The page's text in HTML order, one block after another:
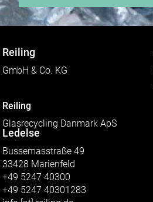
Reiling
GmbH & Co. KG
Reiling
Glasrecycling Danmark ApS
Ledelse
Bussemasstraße 49
33428 Marienfeld
+49 5247 40300
+49 5247 40301283